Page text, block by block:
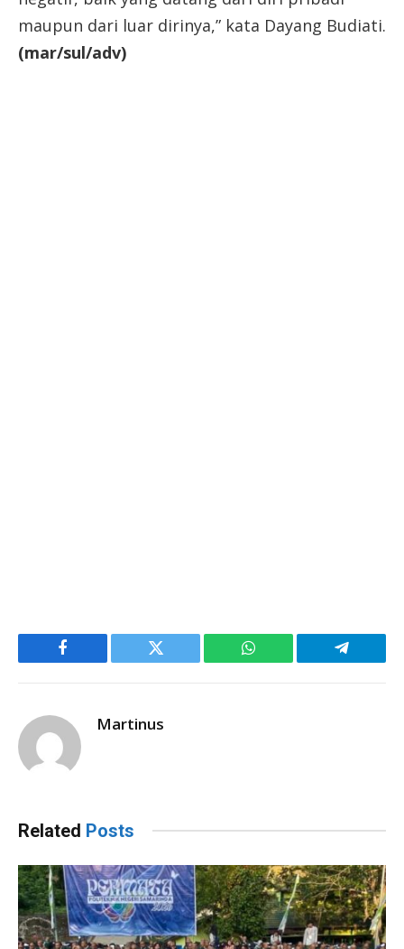
maupun dari luar dirinya,” kata Dayang Budiati.
(mar/sul/adv)
Facebook Twitter WhatsApp Telegram
Martinus
Related Posts